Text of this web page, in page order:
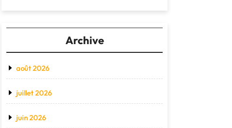
Archive
août 2026
juillet 2026
juin 2026